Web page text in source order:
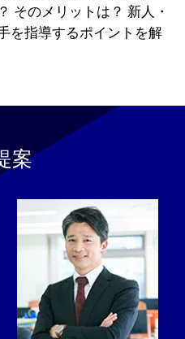
そのメリットは？ 新人・
を指導するポイントを解
案